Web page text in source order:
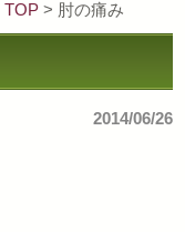
TOP > 肘の痛み
2014/06/26